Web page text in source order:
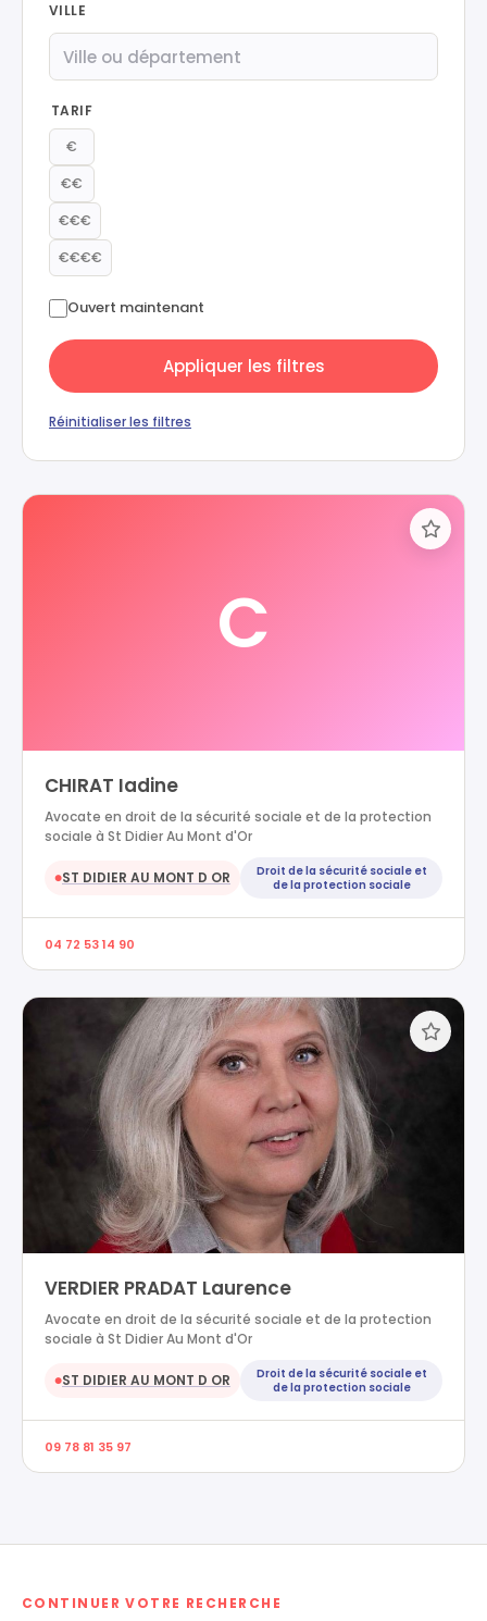
VILLE
TARIF
€
€€
€€€
€€€€
Ouvert maintenant
Appliquer les filtres
Réinitialiser les filtres
C
CHIRAT Iadine
Avocate en droit de la sécurité sociale et de la protection
sociale à St Didier Au Mont d'Or
●ST DIDIER AU MONT D OR
Droit de la sécurité sociale et
de la protection sociale
04 72 53 14 90
VERDIER PRADAT Laurence
Avocate en droit de la sécurité sociale et de la protection
sociale à St Didier Au Mont d'Or
●ST DIDIER AU MONT D OR
Droit de la sécurité sociale et
de la protection sociale
09 78 81 35 97
CONTINUER VOTRE RECHERCHE